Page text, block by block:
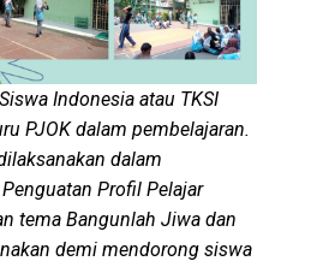
Indonesia atau TKSI
PJOK dalam pembelajaran.
dalam
Profil Pelajar
tema Bangunlah Jiwa dan
demi mendorong siswa